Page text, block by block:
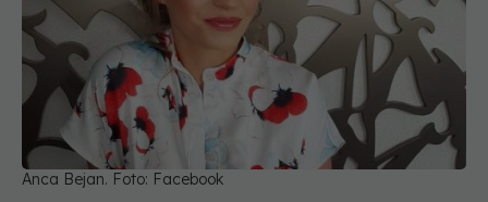
Anca Bejan. Foto: Facebook